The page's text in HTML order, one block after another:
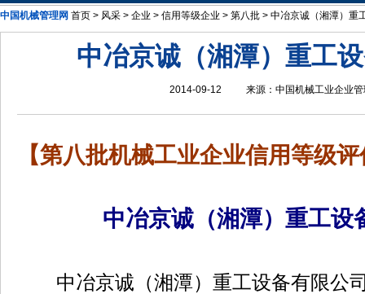
中国机械管理网 首页 > 风采 > 企业 > 信用等级企业 > 第八批 > 中冶京诚（湘潭）重
发改委：九大举措有序推动企业复工复产 新年首次
中冶京诚（湘潭）重工
2014-09-12 来源： 中国机械工业企业
【第八批机械工业企业信用等级
中冶京诚（湘潭）重工设
中冶京诚（湘潭）重工设备有限公